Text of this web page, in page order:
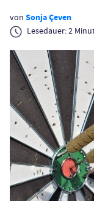
von Sonja Çeven
Lesedauer:2